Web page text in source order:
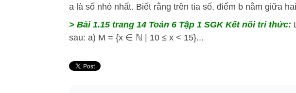
a là số nhỏ nhất. Biết rằng trên tia số, điểm b nằm giữa
> Bài 1.15 trang 14 Toán 6 Tập 1 SGK Kết nối tri thức:
sau: a) M = {x ∈ ℕ | 10 ≤ x < 15}...